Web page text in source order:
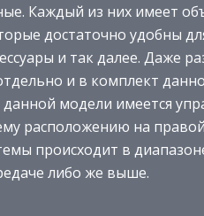
Каждый из них имеет
достаточно удобны
и так далее. Даже
и в комплект
модели имеется
расположению на
происходит в
либо же выше.